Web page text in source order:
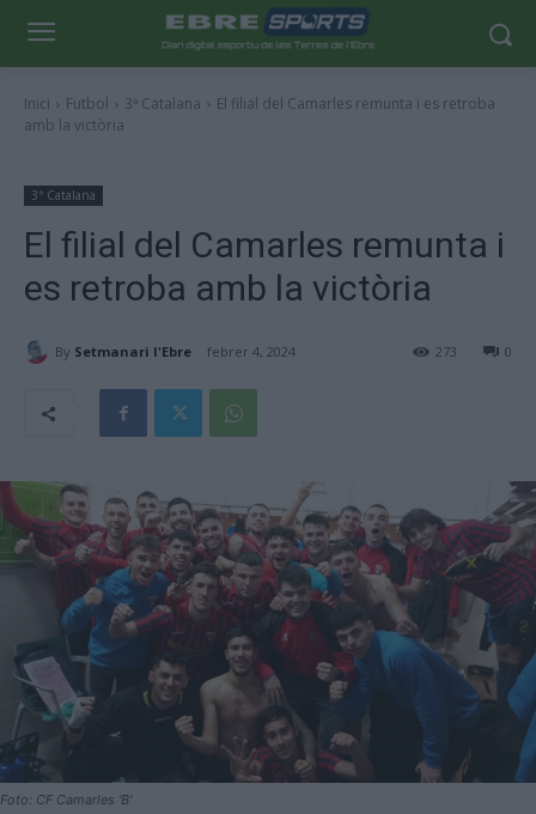
Inici Futbol 3ª Catalana
El filial del Camarles remunta i es retroba
amb la victòria
3ª Catalana
El filial del Camarles remunta i
es retroba amb la victòria
By Setmanari l'Ebre febrer 4, 2024 0
273
Foto: CF Camarles 'B'